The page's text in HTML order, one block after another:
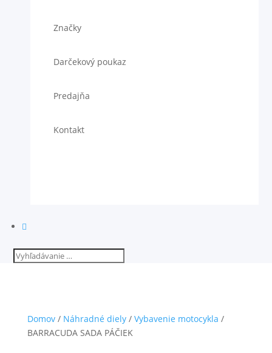
Značky
Darčekový poukaz
Predajňa
Kontakt

Domov/ Náhradné diely/ Vybavenie motocykla /
BARRACUDA SADA PÁČIEK